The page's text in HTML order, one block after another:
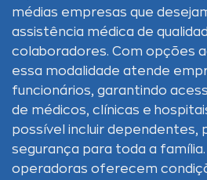
médias empresas que
assistência médica de
colaboradores. Com opções
essa modalidade atende
funcionários, garantindo
de médicos, clínicas e
possível incluir dependentes,
segurança para toda a
operadoras oferecem